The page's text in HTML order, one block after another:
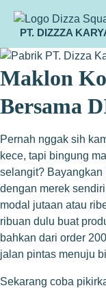
PT. DIZZZA
Maklon
Bersama
Pernah nggak sih
kece, tapi bingung
selangit? Bayangkan
dengan merek
modal jutaan atau
ribuan dulu buat
bahkan dari order
jalan pintas menuju
Sekarang coba